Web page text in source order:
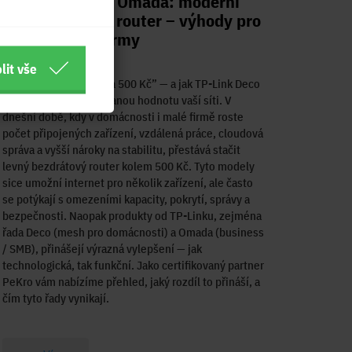
řešení vs levný router – výhody pro
domácnosti i firmy
Proč nestačí “router za 500 Kč” — a jak TP-Link Deco
a Omada dodávají přidanou hodnotu vaší síti. V
dnešní době, kdy v domácnosti i malé firmě roste
počet připojených zařízení, vzdálená práce, cloudová
správa a vyšší nároky na stabilitu, přestává stačit
levný bezdrátový router kolem 500 Kč. Tyto modely
sice umožní internet pro několik zařízení, ale často
se potýkají s omezeními kapacity, pokrytí, správy a
bezpečnosti. Naopak produkty od TP-Linku, zejména
řada Deco (mesh pro domácnosti) a Omada (business
/ SMB), přinášejí výrazná vylepšení — jak
technologická, tak funkční. Jako certifikovaný partner
PeKro vám nabízíme přehled, jaký rozdíl to přináší, a
čím tyto řady vynikají.
vše